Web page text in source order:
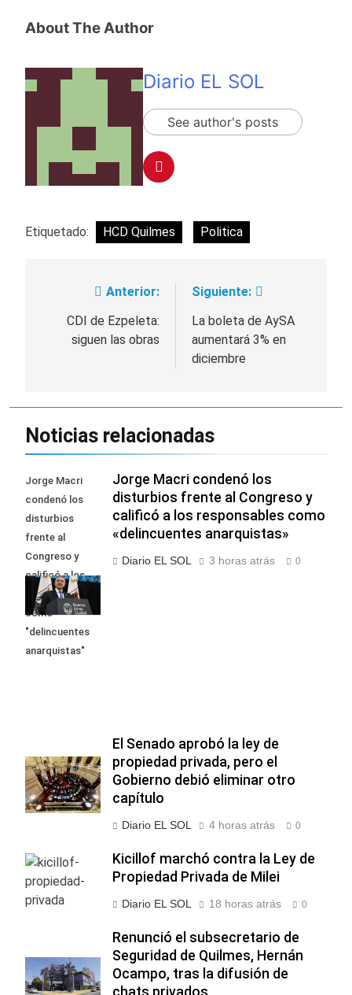
About The Author
Diario EL SOL
See author's posts
Etiquetado: HCD Quilmes Politica
Navegación
entradas
Anterior:
CDI de Ezpeleta:
siguen las obras
Siguiente:
La boleta de AySA
aumentará 3% en
diciembre
Noticias relacionadas
Jorge Macri
condenó los
disturbios
frente al
Congreso y
calificó a los
responsables
como
"delincuentes
anarquistas"
Jorge Macri condenó los
disturbios frente al Congreso y
calificó a los responsables como
«delincuentes anarquistas»
Diario EL SOL 3 horas atrás 0
El Senado aprobó la ley de
propiedad privada, pero el
Gobierno debió eliminar otro
capítulo
Diario EL SOL 4 horas atrás 0
Kicillof marchó contra la Ley de
Propiedad Privada de Milei
Diario EL SOL 18 horas atrás 0
Renunció el subsecretario de
Seguridad de Quilmes, Hernán
Ocampo, tras la difusión de